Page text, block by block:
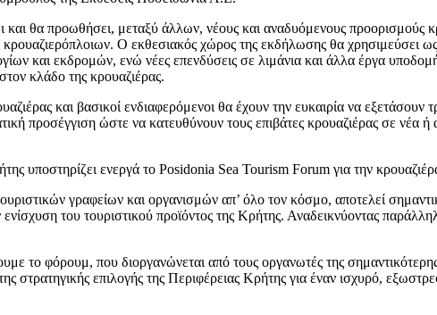
θα προωθήσει, μεταξύ άλλων, νέους και αναδυόμενους προορισμούς
Ο εκθεσιακός χώρος της εκδήλωσης θα χρησιμεύσει
και εκδρομών, ενώ νέες επενδύσεις σε λιμάνια και άλλα έργα
κλάδο της κρουαζιέρας.
και βασικοί ενδιαφερόμενοι θα έχουν την ευκαιρία να εξετάσουν
προσέγγιση ώστε να κατευθύνουν τους επιβάτες κρουαζιέρας σε νέα
υποστηρίζει ενεργά το Posidonia Sea Tourism Forum για την
γραφείων και οργανισμών απ’ όλο τον κόσμο, αποτελεί
του τουριστικού προϊόντος της Κρήτης. Αναδεικνύοντας
το φόρουμ, που διοργανώνεται από τους οργανωτές της
επιλογής της Περιφέρειας Κρήτης για έναν ισχυρό,